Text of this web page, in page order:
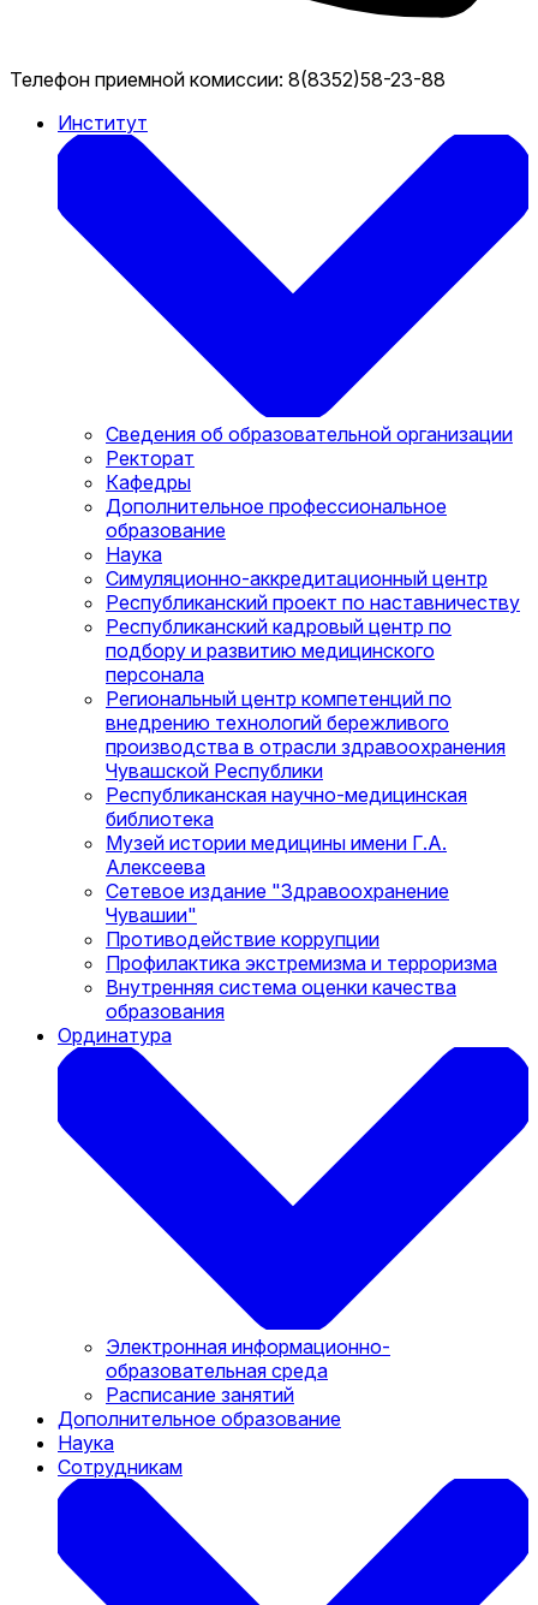
Телефон приемной комиссии: 8(8352)58-23-88
Институт
Сведения об образовательной организации
Ректорат
Кафедры
Дополнительное профессиональное
образование
Наука
Симуляционно-аккредитационный центр
Республиканский проект по наставничеству
Республиканский кадровый центр по
подбору и развитию медицинского
персонала
Региональный центр компетенций по
внедрению технологий бережливого
производства в отрасли здравоохранения
Чувашской Республики
Республиканская научно-медицинская
библиотека
Музей истории медицины имени Г.А.
Алексеева
Сетевое издание "Здравоохранение
Чувашии"
Противодействие коррупции
Профилактика экстремизма и терроризма
Внутренняя система оценки качества
образования
Ординатура
Электронная информационно-
образовательная среда
Расписание занятий
Дополнительное образование
Наука
Сотрудникам